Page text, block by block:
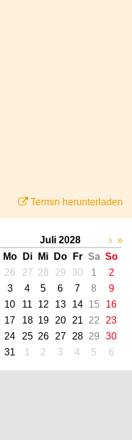
Termin herunterladen
Juli 2028
Mo
Di Mi Do Fr Sa So
26
27 28 29 30 1
2
3
4 5 6 7 8
9
10
11 12 13 14 15
16
17
18 19 20 21 22
23
24
25 26 27 28 29
30
31
1 2 3 4 5 6
› »